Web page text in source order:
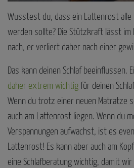
Wusstest du, dass ein Lattenrost
werden sollte? Die Stützkraft lässt im
nach, er verliert daher nach einer
Das kann deinen Schlaf beeinflussen.
daher extrem wichtig für deinen
Wenn du trotz einer neuen Matratze
auch am Lattenrost liegen. Wenn du
Verspannungen aufwachst, ist es
Lattenrost! Es kann aber auch am
eine Schlafberatung wichtig, damit